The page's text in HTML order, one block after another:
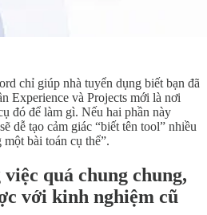
chỉ giúp nhà tuyển dụng biết bạn đã
Experience và Projects mới là nơi
đó để làm gì. Nếu hai phần này
dễ tạo cảm giác “biết tên tool” nhiều
bài toán cụ thể”.
quá chung chung,
với kinh nghiệm cũ